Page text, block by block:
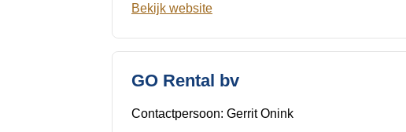
Bekijk website
GO Rental bv
Contactpersoon: Gerrit Onink